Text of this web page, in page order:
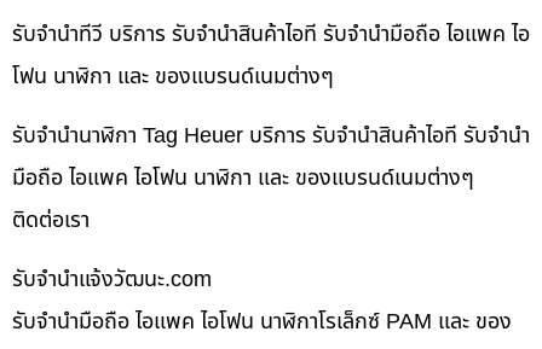
รับจำนำทีวี บริการ รับจำนำสินค้าไอที รับจำนำมือถือ ไอแพค ไอ
โฟน นาฬิกา และ ของแบรนด์เนมต่างๆ
รับจำนำนาฬิกา Tag Heuer บริการ รับจำนำสินค้าไอที รับจำนำ
มือถือ ไอแพค ไอโฟน นาฬิกา และ ของแบรนด์เนมต่างๆ
ติดต่อเรา
รับจํานําแจ้งวัฒนะ.com
รับจำนำมือถือ ไอแพค ไอโฟน นาฬิกาโรเล็กซ์ PAM และ ของ